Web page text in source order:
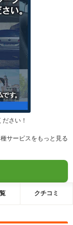
さい！
サービスをもっと見る
クチコミ